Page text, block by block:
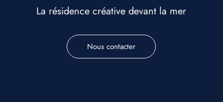
La résidence créative devant la mer
Nous contacter